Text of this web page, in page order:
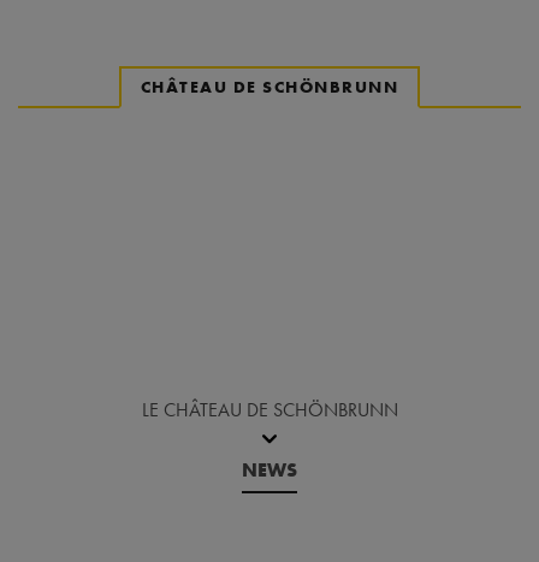
CHÂTEAU DE SCHÖNBRUNN
LE CHÂTEAU DE SCHÖNBRUNN
NEWS